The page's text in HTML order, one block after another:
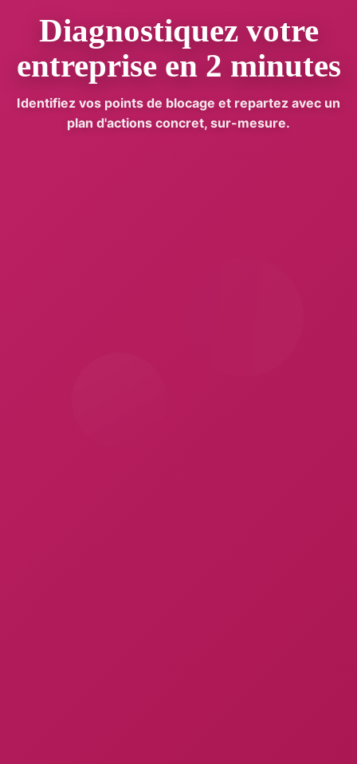
Diagnostiquez votre
entreprise en 2 minutes
Identifiez vos points de blocage et repartez avec un
plan d'actions concret, sur-mesure.